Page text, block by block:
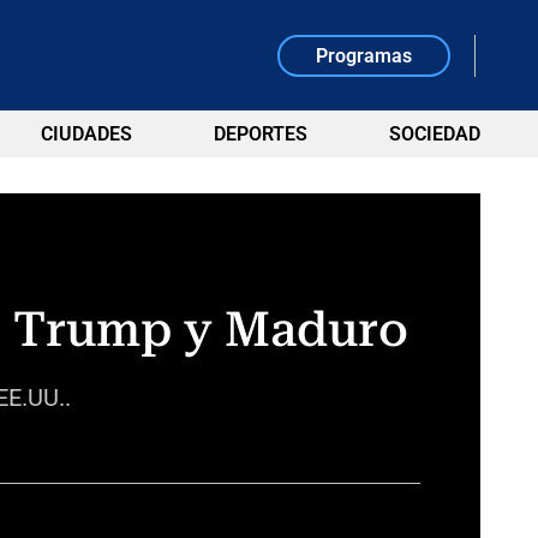
Programas
CIUDADES DEPORTES SOCIEDAD
y Maduro